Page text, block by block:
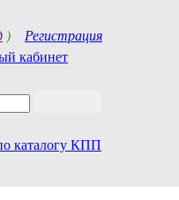
) Регистрация
кабинет
каталогу КПП